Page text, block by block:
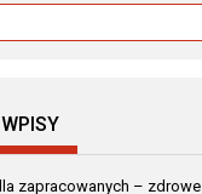
zapracowanych – zdrowe